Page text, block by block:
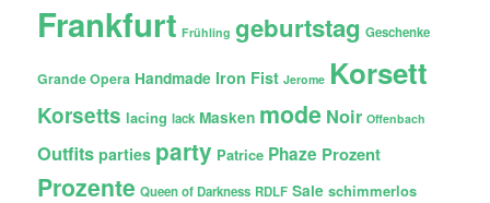
Frankfurt Frühling geburtstag Geschenke
Grande Opera Handmade Iron Fist Jerome Korsett
Korsetts lacing lack Masken mode Noir Offenbach
Outfits parties party Patrice Phaze Prozent
Prozente Queen of Darkness RDLF Sale schimmerlos